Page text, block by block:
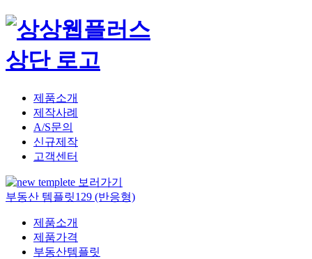
제품소개
제작사례
A/S문의
신규제작
고객센터
부동산 템플릿129 (반응형)
제품소개
제품가격
부동산템플릿